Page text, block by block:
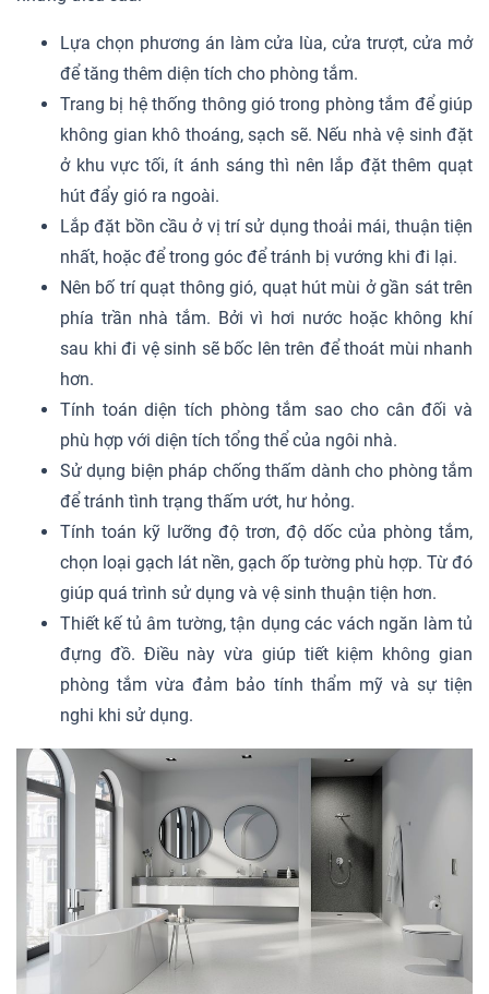
Lựa chọn phương án làm cửa lùa, cửa trượt, cửa mở
để tăng thêm diện tích cho phòng tắm.
Trang bị hệ thống thông gió trong phòng tắm để giúp
không gian khô thoáng, sạch sẽ. Nếu nhà vệ sinh đặt
ở khu vực tối, ít ánh sáng thì nên lắp đặt thêm quạt
hút đẩy gió ra ngoài.
Lắp đặt bồn cầu ở vị trí sử dụng thoải mái, thuận tiện
nhất, hoặc để trong góc để tránh bị vướng khi đi lại.
Nên bố trí quạt thông gió, quạt hút mùi ở gần sát trên
phía trần nhà tắm. Bởi vì hơi nước hoặc không khí
sau khi đi vệ sinh sẽ bốc lên trên để thoát mùi nhanh
hơn.
Tính toán diện tích phòng tắm sao cho cân đối và
phù hợp với diện tích tổng thể của ngôi nhà.
Sử dụng biện pháp chống thấm dành cho phòng tắm
để tránh tình trạng thấm ướt, hư hỏng.
Tính toán kỹ lưỡng độ trơn, độ dốc của phòng tắm,
chọn loại gạch lát nền, gạch ốp tường phù hợp. Từ đó
giúp quá trình sử dụng và vệ sinh thuận tiện hơn.
Thiết kế tủ âm tường, tận dụng các vách ngăn làm tủ
đựng đồ. Điều này vừa giúp tiết kiệm không gian
phòng tắm vừa đảm bảo tính thẩm mỹ và sự tiện
nghi khi sử dụng.